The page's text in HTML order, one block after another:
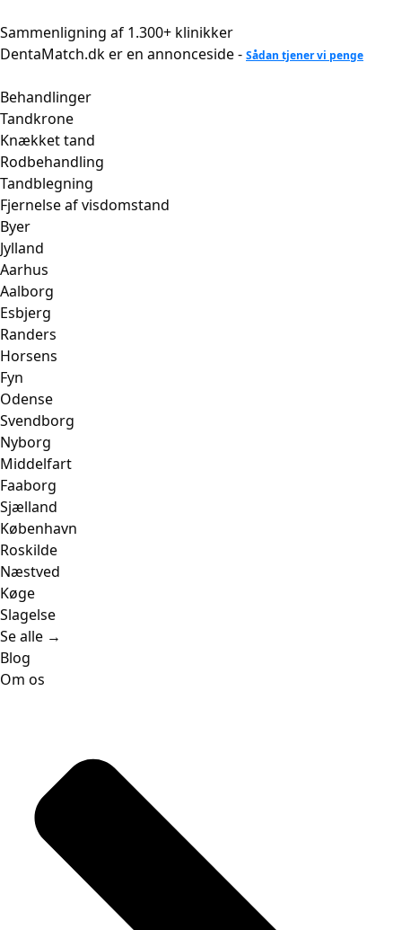
til
indhold
Sammenligning af 1.300+ klinikker
DentaMatch.dk er en annonceside - Sådan tjener vi penge
Behandlinger
Tandkrone
Knækket tand
Rodbehandling
Tandblegning
Fjernelse af visdomstand
Byer
Jylland
Aarhus
Aalborg
Esbjerg
Randers
Horsens
Fyn
Odense
Svendborg
Nyborg
Middelfart
Faaborg
Sjælland
København
Roskilde
Næstved
Køge
Slagelse
Se alle →
Blog
Om os